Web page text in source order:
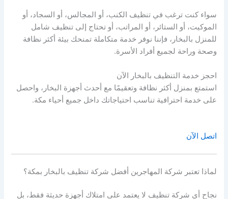
سواء كنت ترغب في تنظيف الكنب، أو المجالس، أو السجاد، أو
الموكيت، أو الستائر، أو المراتب، أو تحتاج إلى تنظيف شامل
للمنزل بالبخار، فإننا نوفر خدمة متكاملة تمنحك بيئة أكثر نظافة
وصحة وراحة لجميع أفراد الأسرة.
احجز خدمة التنظيف بالبخار الآن
استمتع بمنزل أكثر نظافة وتعقيمًا مع أحدث أجهزة البخار، واحصل
على خدمة احترافية تناسب احتياجاتك داخل جميع أحياء مكة.
اتصل الآن
لماذا تعتبر شركة المهاجرين أفضل شركة تنظيف بالبخار بمكة؟
نجاح أي شركة تنظيف لا يعتمد على امتلاك أجهزة حديثة فقط، بل